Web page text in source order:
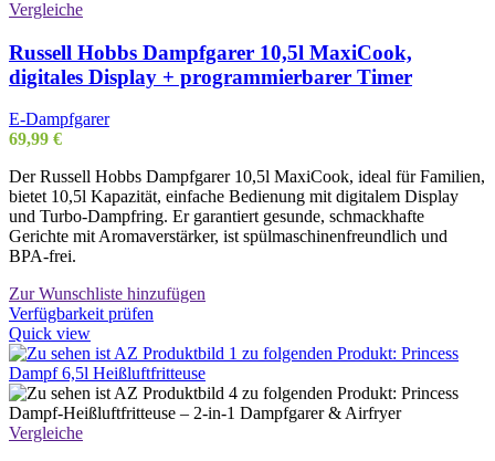
Vergleiche
Russell Hobbs Dampfgarer 10,5l MaxiCook,
digitales Display + programmierbarer Timer
E-Dampfgarer
69,99 €
Der Russell Hobbs Dampfgarer 10,5l MaxiCook, ideal für Familien,
bietet 10,5l Kapazität, einfache Bedienung mit digitalem Display
und Turbo-Dampfring. Er garantiert gesunde, schmackhafte
Gerichte mit Aromaverstärker, ist spülmaschinenfreundlich und
BPA-frei.
Zur Wunschliste hinzufügen
Verfügbarkeit prüfen
Quick view
Vergleiche